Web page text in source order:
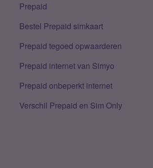
Prepaid
Bestel Prepaid simkaart
Prepaid tegoed opwaarderen
Prepaid internet van Simyo
Prepaid onbeperkt internet
Verschil Prepaid en Sim Only